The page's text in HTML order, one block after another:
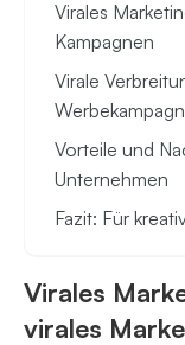
Virales
Kampagnen
Virale
Vorteile und
Unternehmen
Fazit: Für
Virales
virales